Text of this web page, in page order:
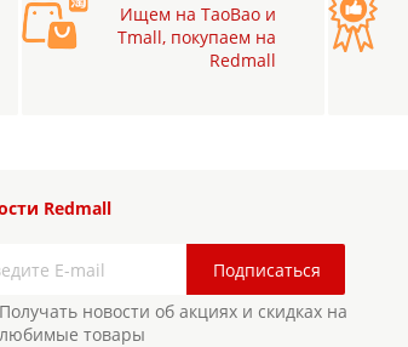
Ищем на TaoBao и
Tmall, покупаем на
Redmall
Redmall
Получать новости об акциях и скидках на
любимые товары